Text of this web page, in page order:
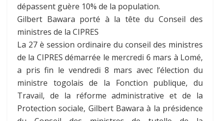
dépassent guère 10% de la population.
Gilbert Bawara porté à la tête du Conseil des
ministres de la CIPRES
La 27 è session ordinaire du conseil des ministres
de la CIPRES démarrée le mercredi 6 mars à Lomé,
a pris fin le vendredi 8 mars avec l’élection du
ministre togolais de la Fonction publique, du
Travail, de la réforme administrative et de la
Protection sociale, Gilbert Bawara à la présidence